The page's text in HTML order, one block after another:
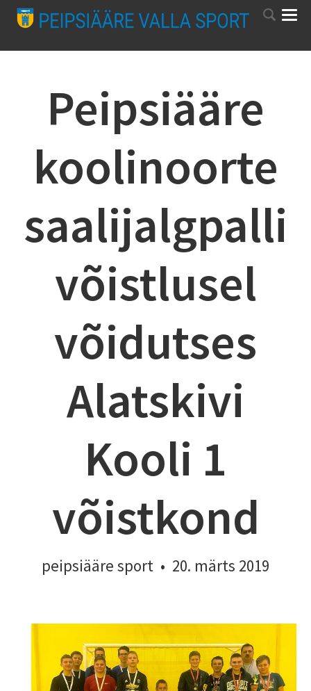
Peipsiääre
koolinoorte
saalijalgpalli
võistlusel
võidutses
Alatskivi
Kooli 1
võistkond
peipsiääre sport • 20. märts 2019